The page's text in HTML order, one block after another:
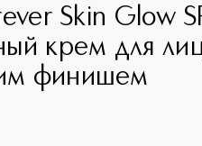
Skin Glow
крем для
финишем